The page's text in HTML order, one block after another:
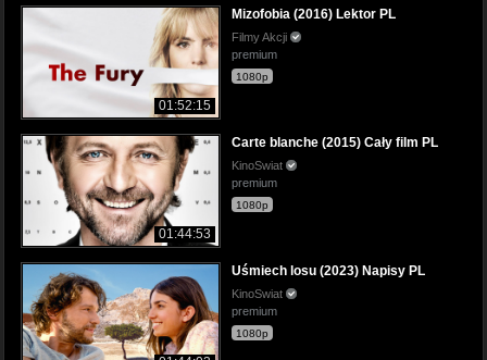
01:52:15
Mizofobia (2016) Lektor PL
Filmy Akcji
premium
1080p
01:44:53
Carte blanche (2015) Cały film PL
KinoSwiat
premium
1080p
Uśmiech losu (2023) Napisy PL
KinoSwiat
premium
1080p